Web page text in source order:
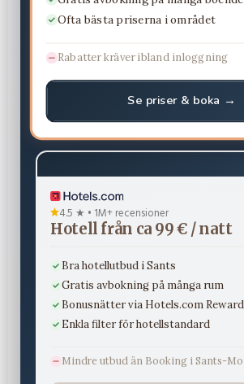
Ofta bästa priserna i området
Rabatter kräver ibland inloggning
Se priser & boka →
4.5 ★ • 1M+ recensioner
Hotell från ca 99 € / natt
Bra hotellutbud i Sants
Gratis avbokning på många rum
Bonusnätter via Hotels.com
Enkla filter för hotellstandard
Mindre utbud än Booking i Sants-